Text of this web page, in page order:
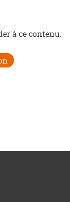
à ce contenu.